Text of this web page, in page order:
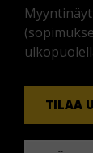
TILAA